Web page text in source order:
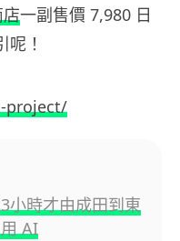
一副售價 7,980 日
！
project/
小時才由成田到東
AI